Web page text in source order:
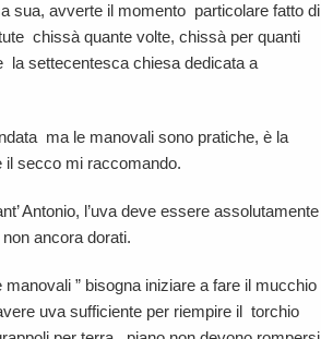
sua, avverte il momento particolare fatto di
chissà quante volte, chissà per quanti
la settecentesca chiesa dedicata a
ma le manovali sono pratiche, è la
il secco mi raccomando.
Antonio, l’uva deve essere assolutamente
ancora dorati.
manovali ” bisogna iniziare a fare il mucchio
uva sufficiente per riempire il torchio